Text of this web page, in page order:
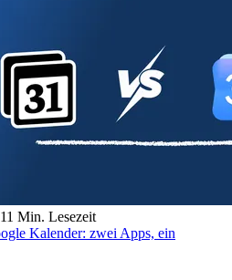
11 Min. Lesezeit
Kalender: zwei Apps, ein